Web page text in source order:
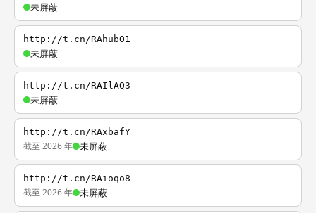
未屏蔽
http://t.cn/RAhubO1
未屏蔽
http://t.cn/RAIlAQ3
未屏蔽
http://t.cn/RAxbafY
截至 2026 年 未屏蔽
http://t.cn/RAioqo8
截至 2026 年 未屏蔽